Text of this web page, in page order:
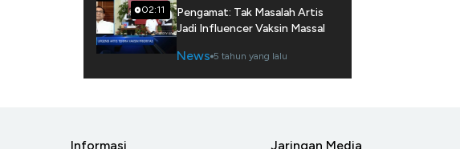
02:11
Pengamat: Tak Masalah Artis
Jadi Influencer Vaksin Massal
News 5 tahun yang lalu
Informasi Jaringan Media